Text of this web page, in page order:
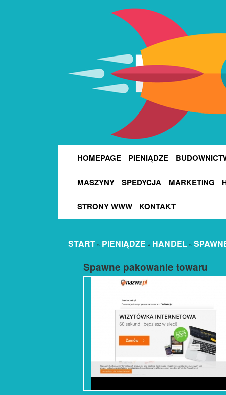
HOMEPAGE PIENIĄDZE
MASZYNY SPEDYCJA MARKETING
STRONY WWW KONTAKT
START » PIENIĄDZE » HANDEL »
Spawne pakowanie towaru